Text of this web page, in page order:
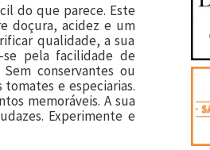
do que parece. Este
doçura, acidez e um
qualidade, a sua
se pela facilidade de
conservantes ou
e especiarias.
memoráveis. A sua
Experimente e